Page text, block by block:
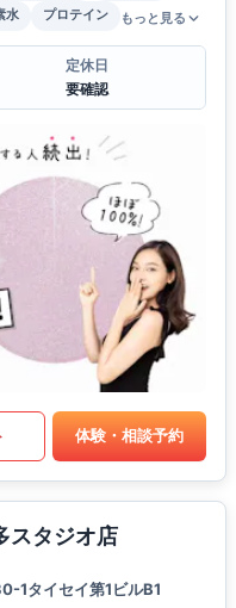
水 プロテイン もっと見る
定休日
要確認
体験・相談予約
スタジオ店
1タイセイ第1ビルB1